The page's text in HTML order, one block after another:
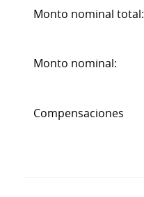
Monto nominal total:
Monto nominal:
Compensaciones